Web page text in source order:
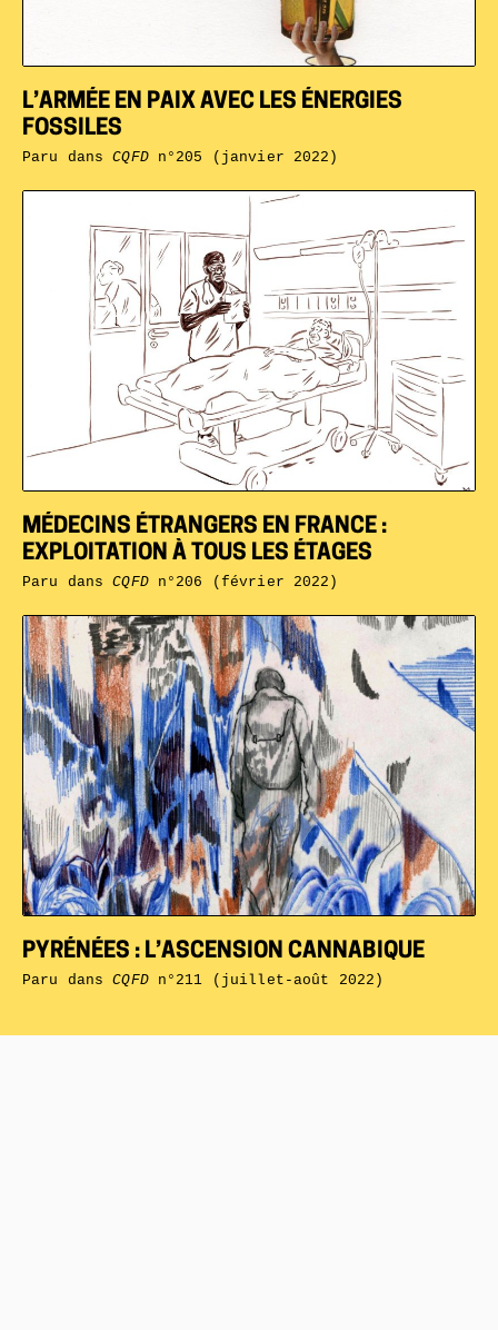
PYRÉNÉES : L’ASCENSION CANNABIQUE
Paru dansCQFDn°211 (juillet-août 2022)
MÉDECINS ÉTRANGERS EN FRANCE :
EXPLOITATION À TOUS LES ÉTAGES
Paru dansCQFDn°206 (février 2022)
L’ARMÉE EN PAIX AVEC LES ÉNERGIES
FOSSILES
Paru dansCQFDn°205 (janvier 2022)